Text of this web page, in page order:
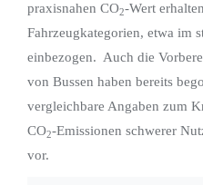
praxisnahen CO2-Wert
Fahrzeugkategorien, etwa im
einbezogen. Auch die
von Bussen haben bereits
vergleichbare Angaben zum
CO2-Emissionen schwerer
vor.